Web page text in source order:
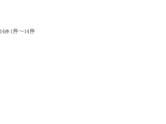
14件 1件～14件